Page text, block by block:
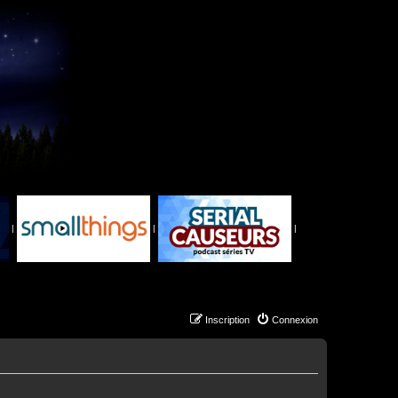
| | |
Connexion
Inscription